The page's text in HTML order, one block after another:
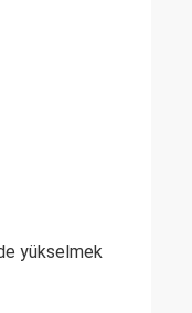
yükselmek